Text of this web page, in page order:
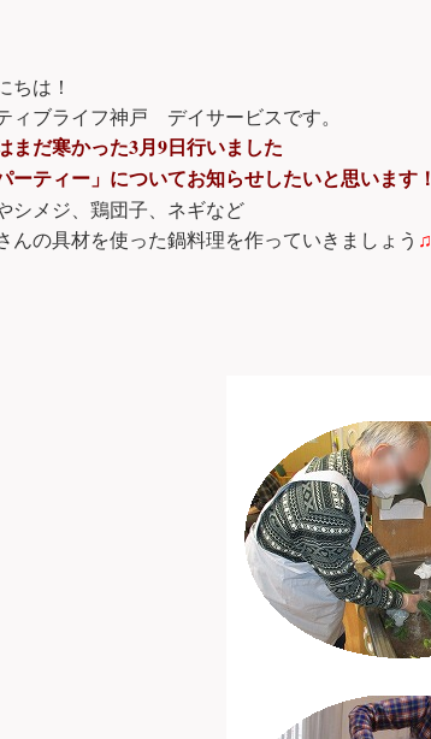
ちは！
ィブライフ神戸 デイサービスです。
まだ寒かった3月 9 日行いました
ーティー」についてお知らせしたいと思います！
シメジ、鶏団子、ネギなど
んの具材を使った鍋料理を作っていきましょう ♫